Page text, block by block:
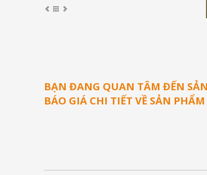
BẠN ĐANG QUAN TÂM ĐẾN
BÁO GIÁ CHI TIẾT VỀ SẢN PHẨM